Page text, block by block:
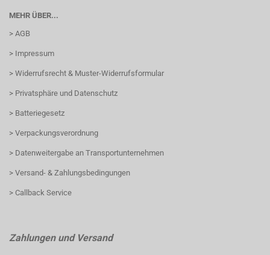
MEHR ÜBER...
> AGB
> Impressum
> Widerrufsrecht & Muster-Widerrufsformular
> Privatsphäre und Datenschutz
> Batteriegesetz
> Verpackungsverordnung
> Datenweitergabe an Transportunternehmen
> Versand- & Zahlungsbedingungen
> Callback Service
Zahlungen und Versand